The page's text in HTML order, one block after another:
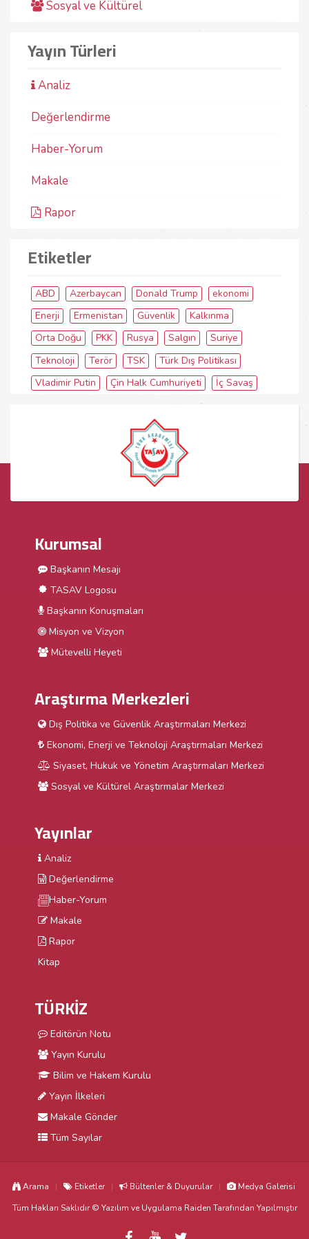
Sosyal ve Kültürel
Yayın Türleri
Analiz
Değerlendirme
Haber-Yorum
Makale
Rapor
Etiketler
ABD Azerbaycan Donald Trump
ekonomi
Enerji
Ermenistan Güvenlik
Kalkınma
Orta Doğu
PKK Rusya Salgın
Suriye
Teknoloji
Terör TSK
Türk Dış Politikası
Vladimir Putin
Çin Halk Cumhuriyeti İç Savaş
Kurumsal
Başkanın Mesajı
TASAV Logosu
Başkanın Konuşmaları
Misyon ve Vizyon
Mütevelli Heyeti
Araştırma Merkezleri
Dış Politika ve Güvenlik Araştırmaları Merkezi
Ekonomi, Enerji ve Teknoloji Araştırmaları Merkezi
Siyaset, Hukuk ve Yönetim Araştırmaları Merkezi
Sosyal ve Kültürel Araştırmalar Merkezi
Yayınlar
Analiz
Değerlendirme
Haber-Yorum
Makale
Rapor
Kitap
TÜRKİZ
Editörün Notu
Yayın Kurulu
Bilim ve Hakem Kurulu
Yayın İlkeleri
Makale Gönder
Tüm Sayılar
Arama Etiketler Bültenler & Duyurular
Medya Galerisi
Tüm Hakları Saklıdır © Yazılım ve Uygulama Raiden Tarafından Yapılmıştır